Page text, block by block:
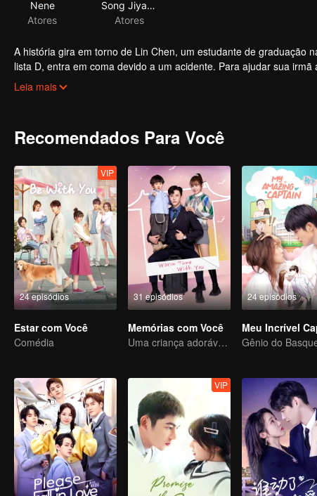
Nene
Atores
Song Jiyang
Atores
A história gira em torno de Lin Chen, um estudante de graduação
lista D, entra em coma devido a um acidente. Para ajudar sua
coincidentemente se reúne com Lu Xun, um homem por quem ela
Leia mais
Recomendados Para Você
24 episódios
VIP
Estar com Você
Comédia
31 episódios
Memórias com Você
Uma criança adorável ajuda pais falsos a transformarem em realidade
24 episódios
Meu Incrível
VIP